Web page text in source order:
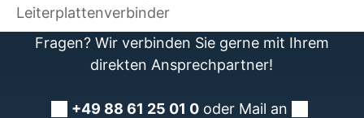
Leiterplattenverbinder
Fragen? Wir verbinden Sie gerne mit Ihrem
direkten Ansprechpartner!
+49 88 61 25 01 0 oder Mail an